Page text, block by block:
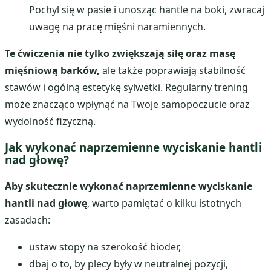
Pochyl się w pasie i unosząc hantle na boki, zwracaj
uwagę na pracę mięśni naramiennych.
Te ćwiczenia nie tylko zwiększają siłę oraz masę
mięśniową barków, ale także poprawiają stabilność
stawów i ogólną estetykę sylwetki. Regularny trening
może znacząco wpłynąć na Twoje samopoczucie oraz
wydolność fizyczną.
Jak wykonać naprzemienne wyciskanie hantli
nad głowę?
Aby skutecznie wykonać naprzemienne wyciskanie
hantli nad głowę, warto pamiętać o kilku istotnych
zasadach:
ustaw stopy na szerokość bioder,
dbaj o to, by plecy były w neutralnej pozycji,